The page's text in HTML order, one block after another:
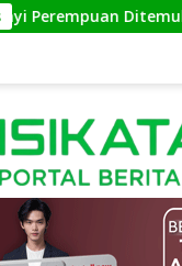
Ditemukan